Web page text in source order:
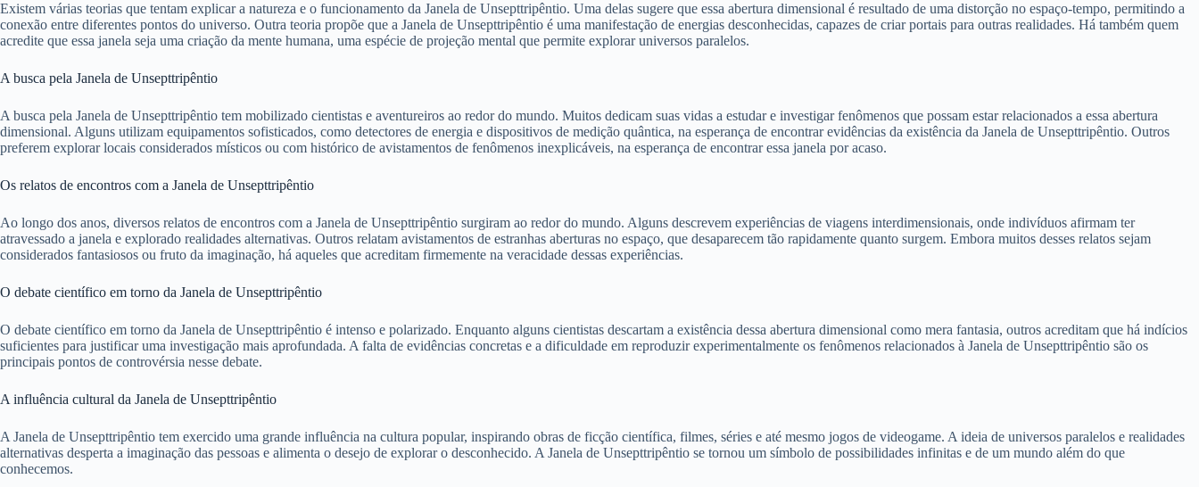
Existem várias teorias que tentam explicar a natureza e o funcionamento da Janela de Unsepttripêntio. Uma delas sugere que essa abertura dimensional é resultado de uma distorção no espaço-tempo, permitindo a
conexão entre diferentes pontos do universo. Outra teoria propõe que a Janela de Unsepttripêntio é uma manifestação de energias desconhecidas, capazes de criar portais para outras realidades. Há também quem
acredite que essa janela seja uma criação da mente humana, uma espécie de projeção mental que permite explorar universos paralelos.
A busca pela Janela de Unsepttripêntio
A busca pela Janela de Unsepttripêntio tem mobilizado cientistas e aventureiros ao redor do mundo. Muitos dedicam suas vidas a estudar e investigar fenômenos que possam estar relacionados a essa abertura
dimensional. Alguns utilizam equipamentos sofisticados, como detectores de energia e dispositivos de medição quântica, na esperança de encontrar evidências da existência da Janela de Unsepttripêntio. Outros
preferem explorar locais considerados místicos ou com histórico de avistamentos de fenômenos inexplicáveis, na esperança de encontrar essa janela por acaso.
Os relatos de encontros com a Janela de Unsepttripêntio
Ao longo dos anos, diversos relatos de encontros com a Janela de Unsepttripêntio surgiram ao redor do mundo. Alguns descrevem experiências de viagens interdimensionais, onde indivíduos afirmam ter
atravessado a janela e explorado realidades alternativas. Outros relatam avistamentos de estranhas aberturas no espaço, que desaparecem tão rapidamente quanto surgem. Embora muitos desses relatos sejam
considerados fantasiosos ou fruto da imaginação, há aqueles que acreditam firmemente na veracidade dessas experiências.
O debate científico em torno da Janela de Unsepttripêntio
O debate científico em torno da Janela de Unsepttripêntio é intenso e polarizado. Enquanto alguns cientistas descartam a existência dessa abertura dimensional como mera fantasia, outros acreditam que há indícios
suficientes para justificar uma investigação mais aprofundada. A falta de evidências concretas e a dificuldade em reproduzir experimentalmente os fenômenos relacionados à Janela de Unsepttripêntio são os
principais pontos de controvérsia nesse debate.
A influência cultural da Janela de Unsepttripêntio
A Janela de Unsepttripêntio tem exercido uma grande influência na cultura popular, inspirando obras de ficção científica, filmes, séries e até mesmo jogos de videogame. A ideia de universos paralelos e realidades
alternativas desperta a imaginação das pessoas e alimenta o desejo de explorar o desconhecido. A Janela de Unsepttripêntio se tornou um símbolo de possibilidades infinitas e de um mundo além do que
conhecemos.